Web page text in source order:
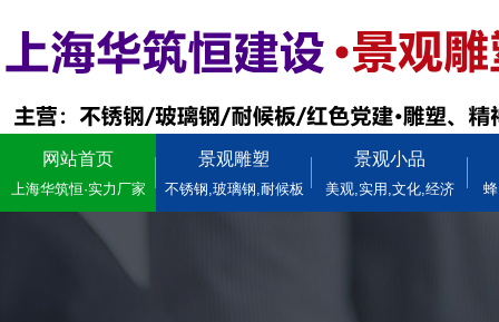
网站首页
上海华筑恒·实力厂家
景观雕塑
不锈钢,玻璃钢,耐候板
景观小品
美观,实用,文化,经济